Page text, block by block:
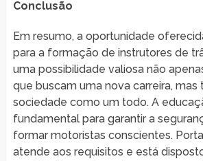
Conclusão
Em resumo, a oportunidade
para a formação de instrutores de
uma possibilidade valiosa não
que buscam uma nova carreira, mas
sociedade como um todo. A
fundamental para garantir a
formar motoristas conscientes.
atende aos requisitos e está